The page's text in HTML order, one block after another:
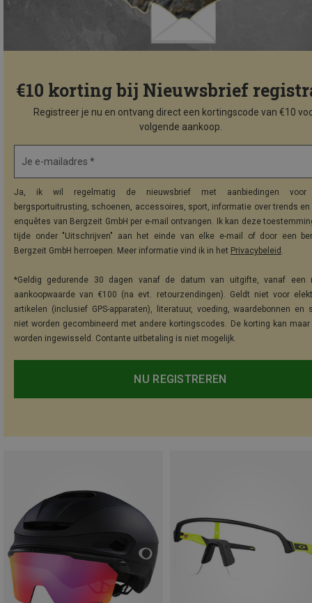
€10 korting bij Nieuwsbrief
Registreer je nu en ontvang direct een kortingscode van €10
volgende aankoop.
Je e-mailadres *
Ja, ik wil regelmatig de nieuwsbrief met aanbiedingen voor
bergsportuitrusting, schoenen, accessoires, sport, informatie over trends
enquêtes van Bergzeit GmbH per e-mail ontvangen. Ik kan deze
tijde onder "Uitschrijven" aan het einde van elke e-mail of door een
Bergzeit GmbH herroepen. Meer informatie vind ik in het Privacybeleid .
*Geldig gedurende 30 dagen vanaf de datum van uitgifte, vanaf een
aankoopwaarde van €100 (na evt. retourzendingen). Geldt niet voor
artikelen (inclusief GPS-apparaten), literatuur, voeding, waardebonnen en
niet worden gecombineerd met andere kortingscodes. De korting kan maar
worden ingewisseld. Contante uitbetaling is niet mogelijk.
NU REGISTREREN